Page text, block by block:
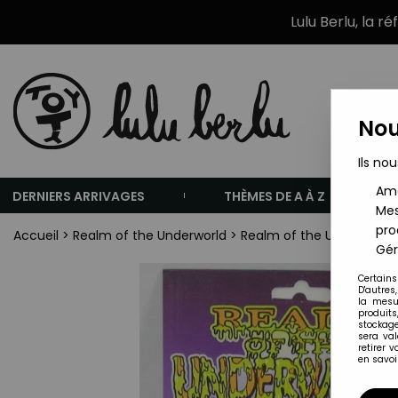
Lulu Berlu, la
DERNIERS ARRIVAGES THÈMES DE A À Z
Accueil > Realm of the Underworld > Realm of the
Ils
la
sera
retirer
en